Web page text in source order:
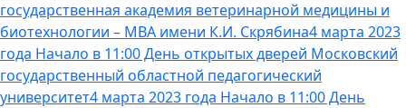
государственная академия ветеринарной медицины и
биотехнологии – МВА имени К.И. Скрябина4 марта 2023
года Начало в 11:00 День открытых дверей Московский
государственный областной педагогический
университет4 марта 2023 года Начало в 11:00 День